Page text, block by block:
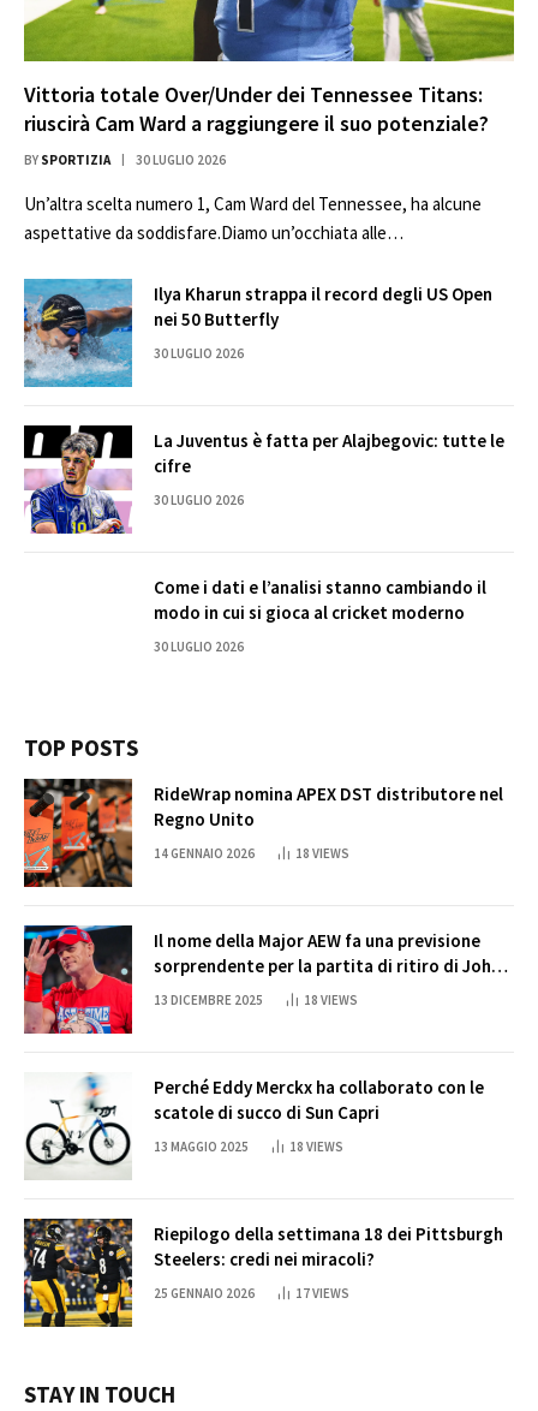
Vittoria totale Over/Under dei Tennessee Titans:
riuscirà Cam Ward a raggiungere il suo potenziale?
BY SPORTIZIA 30 LUGLIO 2026
Un’altra scelta numero 1, Cam Ward del Tennessee, ha alcune
aspettative da soddisfare.Diamo un’occhiata alle…
Ilya Kharun strappa il record degli US Open
nei 50 Butterfly
30 LUGLIO 2026
La Juventus è fatta per Alajbegovic: tutte le
cifre
30 LUGLIO 2026
Come i dati e l’analisi stanno cambiando il
modo in cui si gioca al cricket moderno
30 LUGLIO 2026
TOP POSTS
RideWrap nomina APEX DST distributore nel
Regno Unito
14 GENNAIO 2026 18 VIEWS
Il nome della Major AEW fa una previsione
sorprendente per la partita di ritiro di John
Cena
13 DICEMBRE 2025 18 VIEWS
Perché Eddy Merckx ha collaborato con le
scatole di succo di Sun Capri
13 MAGGIO 2025 18 VIEWS
Riepilogo della settimana 18 dei Pittsburgh
Steelers: credi nei miracoli?
25 GENNAIO 2026 17VIEWS
STAY IN TOUCH